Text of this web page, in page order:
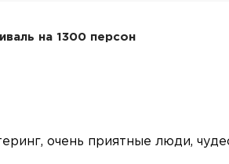
на 1300 персон
очень приятные люди,